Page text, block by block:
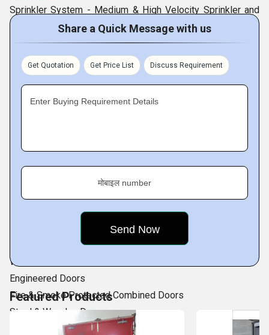
Sprinkler System - Medium & High Velocity Sprinkler and
Foam Based Protection
Fire Protection Equipment
Multipurpose Damper
General Purpose / HMPS Door
Plate Type Fire Resistant Door
Core Type Fire Resistant Door
Water and Air Tight Door
Engineered Doors
Fire & Smoke Protected Combined Doors
Steel & Wooden Doors
Manual/Automatic Sliding Door
Share a Quick Message with us
Get Quotation Get Price List Discuss Requirement
Enter Buying Requirement Details
मोबाइल number
Featured Products